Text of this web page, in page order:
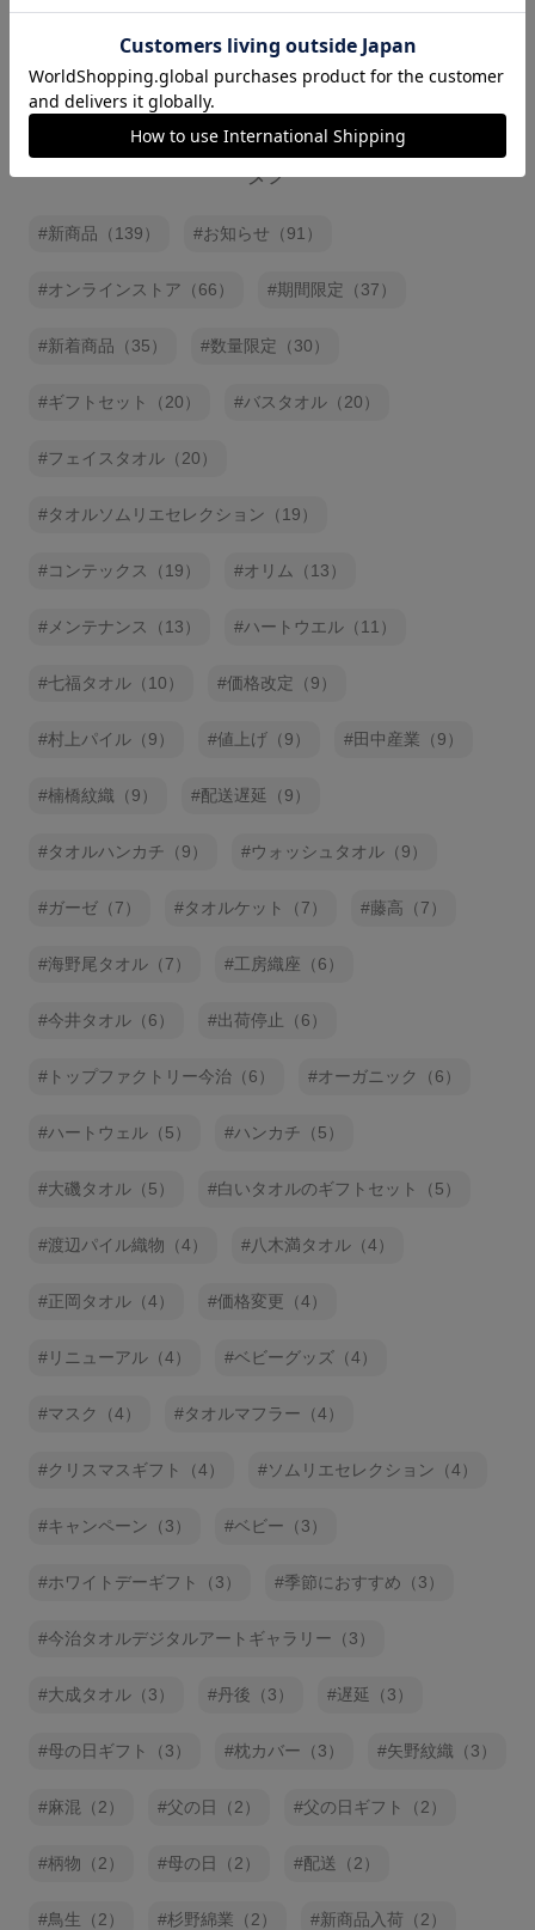
今治タオルオフィシャルストア
タグ
新商品（139） お知らせ（91）
オンラインストア（66） 期間限定（37）
新着商品（35） 数量限定（30）
ギフトセット（20） バスタオル（20）
フェイスタオル（20）
タオルソムリエセレクション（19）
コンテックス（19） オリム（13）
メンテナンス（13） ハートウエル（11）
七福タオル（10） 価格改定（9）
村上パイル（9） 値上げ（9） 田中産業（9）
楠橋紋織（9） 配送遅延（9）
タオルハンカチ（9） ウォッシュタオル（9）
ガーゼ（7） タオルケット（7） 藤高（7）
海野尾タオル（7） 工房織座（6）
今井タオル（6） 出荷停止（6）
トップファクトリー今治（6） オーガニック（6）
ハートウェル（5） ハンカチ（5）
大磯タオル（5） 白いタオルのギフトセット（5）
渡辺パイル織物（4） 八木満タオル（4）
正岡タオル（4） 価格変更（4）
リニューアル（4） ベビーグッズ（4）
マスク（4） タオルマフラー（4）
クリスマスギフト（4） ソムリエセレクション（4）
キャンペーン（3） ベビー（3）
ホワイトデーギフト（3） 季節におすすめ（3）
今治タオルデジタルアートギャラリー（3）
大成タオル（3） 丹後（3） 遅延（3）
母の日ギフト（3） 枕カバー（3） 矢野紋織（3）
麻混（2） 父の日（2） 父の日ギフト（2）
柄物（2） 母の日（2） 配送（2）
鳥生（2） 杉野綿業（2） 新商品入荷（2）